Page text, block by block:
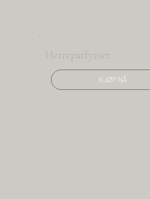
Herreparfymer
KJØP NÅ